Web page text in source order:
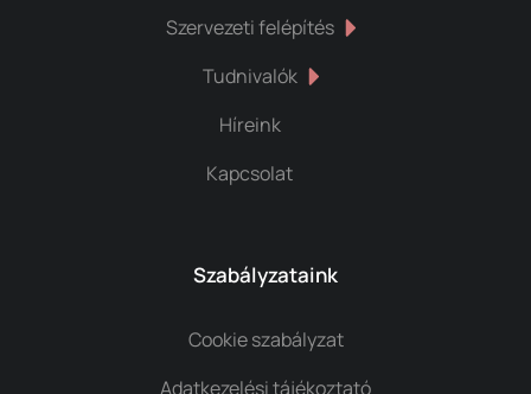
Szervezeti felépítés
Tudnivalók
Híreink
Kapcsolat
Szabályzataink
Cookie szabályzat
Adatkezelési tájékoztató